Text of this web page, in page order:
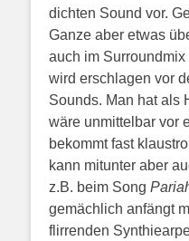
dichten Sound vor.
Ganze aber etwas
auch im
wird erschlagen vor
Sounds. Man hat als
wäre unmittelbar vor
bekommt fast
kann mitunter aber
z.B. beim Song
gemächlich anfängt
flirrenden